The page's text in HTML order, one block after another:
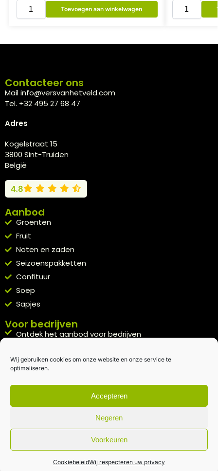
Wij gebruiken cookies om onze website en onze service te
optimaliseren.
Accepteren
Negeren
Voorkeuren
CookiebeleidWij respecteren uw privacy
Toevoegen aan winkelwagen
Contacteer ons
Mail info@versvanhetveld.com
Tel. +32 495 27 68 47
Adres
Kogelstraat 15
3800 Sint-Truiden
België
4.8
Aanbod
Groenten
Fruit
Noten en zaden
Seizoenspakketten
Confituur
Soep
Sapjes
Voor bedrijven
Ontdek het aanbod voor bedrijven
Kennismakingspakket aanvragen
Blijft op de hoogte
Rechtstreeks van het veld naar je inbox.
Inschrijven nieuwsbrief
Algemene voorwaarden|Privacybeleid| gemaakt met door
creativitijd